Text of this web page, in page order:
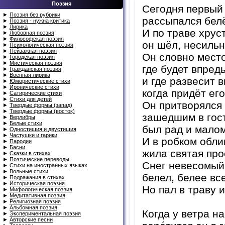
Поэзия
► Поэзия без рубрики
► Поэзия - нужна критика
► Лирика
► Любовная поэзия
► Философская поэзия
► Психологическая поэзия
► Пейзажная поэзия
► Городская поэзия
► Мистическая поэзия
► Гражданская поэзия
► Военная лирика
► Юмористические стихи
► Иронические стихи
► Сатирические стихи
► Стихи для детей
► Твердые формы (запад)
► Твердые формы (восток)
► Верлибры
► Белые стихи
► Одностишия и двустишия
► Частушки и гарики
► Пародии
► Басни
► Сказки в стихах
► Поэтические переводы
► Стихи на иностранных языках
► Вольные стихи
► Подражания в стихах
► Историческая поэзия
► Мифологическая поэзия
► Медитативная поэзия
► Религиозная поэзия
► Альбомная поэзия
► Экспериментальная поэзия
► Авторские песни
Сегодня
рассыпался
И по траве
он шёл,
Он словно
где будет
и где развесит
когда придёт
Он притворялся
зашедшим в
был рад и
И в робком
жила святая
Снег
белел, белее
Но пал в траву
Когда у ветра